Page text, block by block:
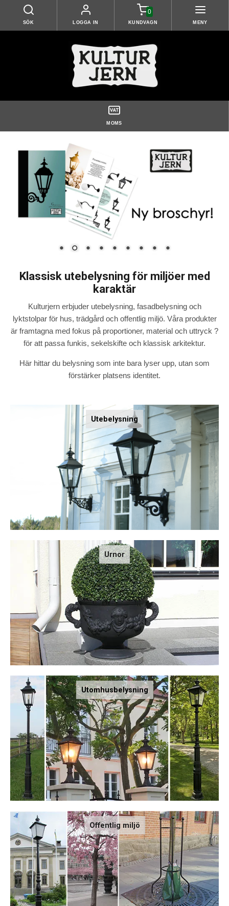
SÖK LOGGA IN
0
KUNDVAGN MENY
MOMS
Klassisk utebelysning för miljöer med
karaktär
Kulturjern erbjuder utebelysning, fasadbelysning och
lyktstolpar för hus, trädgård och offentlig miljö. Våra produkter
är framtagna med fokus på proportioner, material och uttryck ?
för att passa funkis, sekelskifte och klassisk arkitektur.
Här hittar du belysning som inte bara lyser upp, utan som
förstärker platsens identitet.
Utebelysning
Urnor
Utomhusbelysning
Offentlig miljö